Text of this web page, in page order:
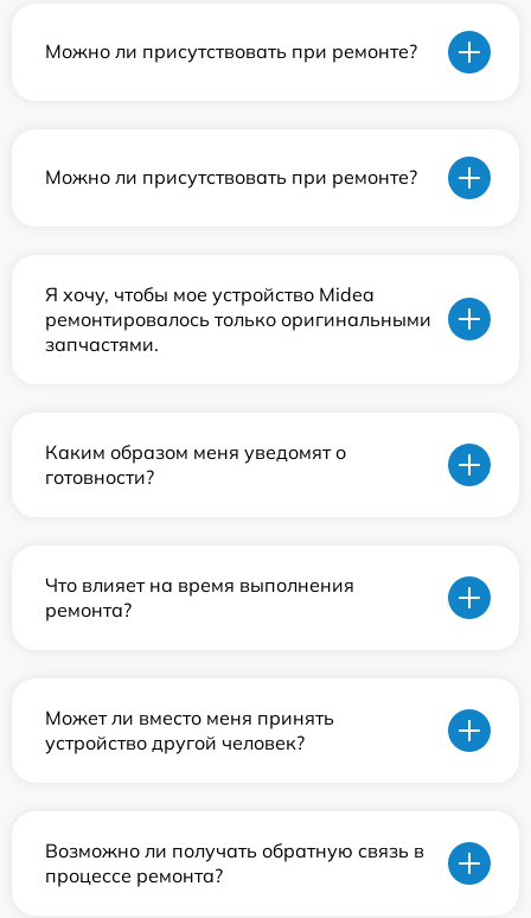
Можно ли присутствовать при ремонте?
Можно ли присутствовать при ремонте?
Я хочу, чтобы мое устройство Midea
ремонтировалось только оригинальными
запчастями.
Каким образом меня уведомят о
готовности?
Что влияет на время выполнения
ремонта?
Может ли вместо меня принять
устройство другой человек?
Возможно ли получать обратную связь в
процессе ремонта?